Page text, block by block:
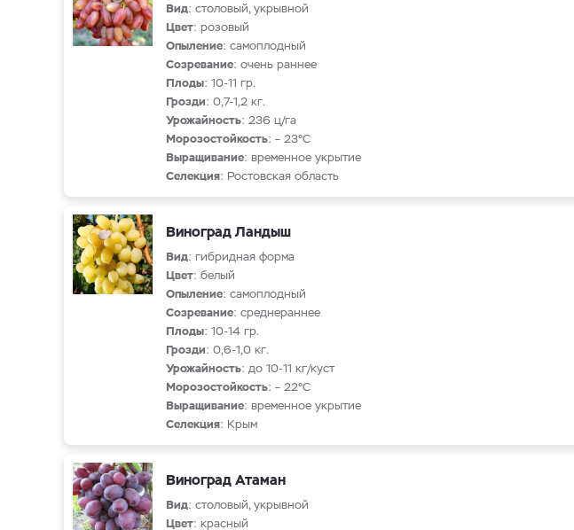
Вид: столовый, укрывной
Цвет: розовый
Опыление: самоплодный
Созревание: очень раннее
Плоды: 10-11 гр.
Грозди: 0,7-1,2 кг.
Урожайность: 236 ц/га
Морозостойкость: – 23°С
Выращивание: временное укрытие
Селекция: Ростовская область
Виноград Ландыш
Вид: гибридная форма
Цвет: белый
Опыление: самоплодный
Созревание: среднераннее
Плоды: 10-14 гр.
Грозди: 0,6-1,0 кг.
Урожайность: до 10-11 кг/куст
Морозостойкость: – 22°С
Выращивание: временное укрытие
Селекция: Крым
Виноград Атаман
Вид: столовый, укрывной
Цвет: красный